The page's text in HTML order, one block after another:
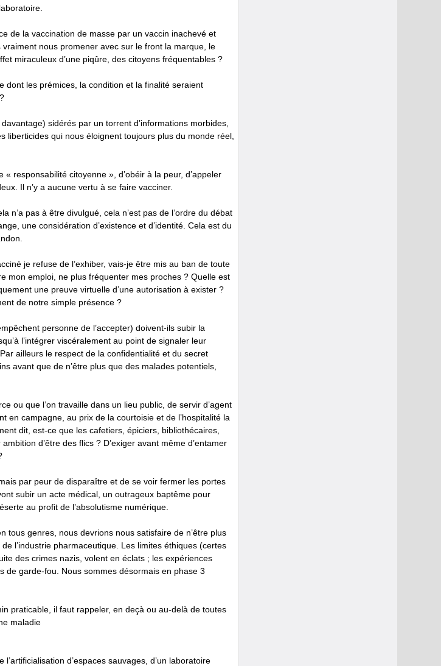
de la vaccination de masse par un vaccin inachevé et
nous promener avec sur le front la marque, le
miraculeux d’une piqûre, des citoyens fréquentables ?
dont les prémices, la condition et la finalité seraient
sidérés par un torrent d’informations morbides,
liberticides qui nous éloignent toujours plus du monde réel,
« responsabilité citoyenne », d’obéir à la peur, d’appeler
Il n’y a aucune vertu à se faire vacciner.
n’a pas à être divulgué, cela n’est pas de l’ordre du débat
une considération d’existence et d’identité. Cela est du
je refuse de l’exhiber, vais-je être mis au ban de toute
mon emploi, ne plus fréquenter mes proches ? Quelle est
une preuve virtuelle d’une autorisation à exister ?
de notre simple présence ?
personne de l’accepter) doivent-ils subir la
l’intégrer viscéralement au point de signaler leur
ailleurs le respect de la confidentialité et du secret
avant que de n’être plus que des malades potentiels,
ou que l’on travaille dans un lieu public, de servir d’agent
en campagne, au prix de la courtoisie et de l’hospitalité la
dit, est-ce que les cafetiers, épiciers, bibliothécaires,
d’être des flics ? D’exiger avant même d’entamer
par peur de disparaître et de se voir fermer les portes
subir un acte médical, un outrageux baptême pour
au profit de l’absolutisme numérique.
tous genres, nous devrions nous satisfaire de n’être plus
l’industrie pharmaceutique. Les limites éthiques (certes
des crimes nazis, volent en éclats ; les expériences
de garde-fou. Nous sommes désormais en phase 3
praticable, il faut rappeler, en deçà ou au-delà de toutes
maladie
d’espaces sauvages, d’un laboratoire